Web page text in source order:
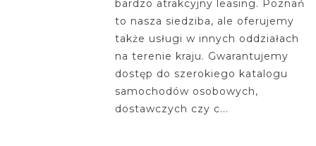
bardzo atrakcyjny leasing. Poznań
to nasza siedziba, ale oferujemy
także usługi w innych oddziałach
na terenie kraju. Gwarantujemy
dostęp do szerokiego katalogu
samochodów osobowych,
dostawczych czy c...